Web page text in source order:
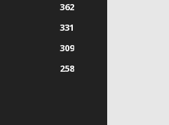
362
331
309
258